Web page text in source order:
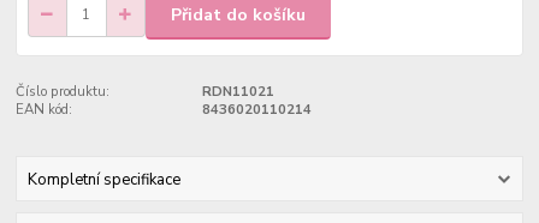
Přidat do košíku
Číslo produktu:
RDN11021
EAN kód:
8436020110214
Kompletní specifikace